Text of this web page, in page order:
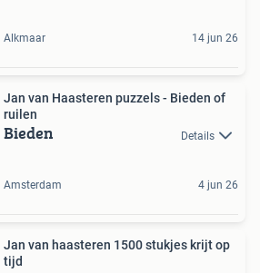
Alkmaar 14 jun 26
Jan van Haasteren puzzels - Bieden of
ruilen
Bieden Details
Amsterdam 4 jun 26
Jan van haasteren 1500 stukjes krijt op
tijd